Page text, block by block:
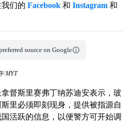
们的 Facebook 和 Instagram 和
source on Google
MYT
拿督斯里赛弗丁纳苏迪安表示，玻
里必须即刻现身，提供被指源自
活跃的信息，以便警方可开始调